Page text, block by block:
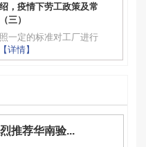
，疫情下劳工政策及常
三）
一定的标准对工厂进行
【详情】
推荐华南验...